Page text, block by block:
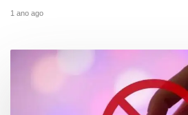
1 ano ago